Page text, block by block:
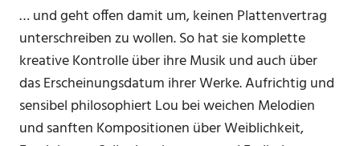
… und geht offen damit um, keinen Plattenvertrag
unterschreiben zu wollen. So hat sie komplette
kreative Kontrolle über ihre Musik und auch über
das Erscheinungsdatum ihrer Werke. Aufrichtig und
sensibel philosophiert Lou bei weichen Melodien
und sanften Kompositionen über Weiblichkeit,